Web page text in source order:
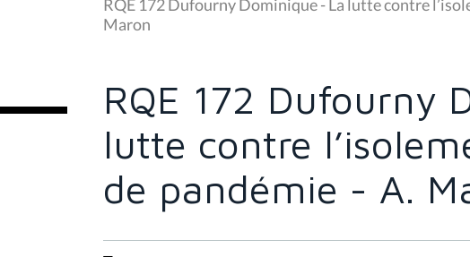
s
ê
RQE 172 Dufourny Dominique - La lutte contre
Maron
RQE 172 Dufourny
lutte contre
de pandémie - A.